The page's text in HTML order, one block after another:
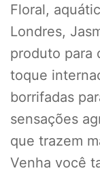
Floral,
Londres,
produto para
toque
borrifadas
sensações
que trazem
Venha você